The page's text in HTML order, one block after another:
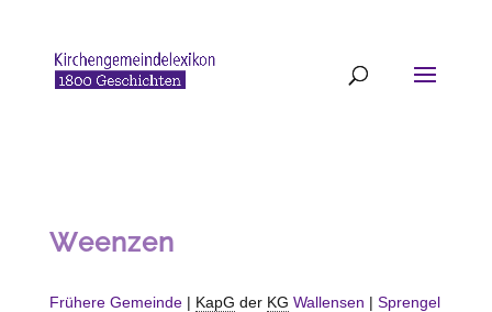
Weenzen
Frühere Gemeinde| KapG der KG Wallensen | Sprengel